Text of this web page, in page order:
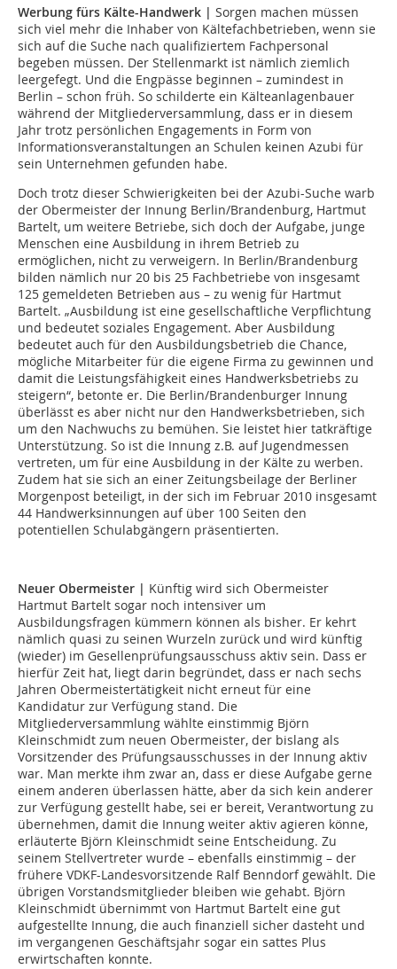
Werbung fürs Kälte-Handwerk | Sorgen machen müssen
sich viel mehr die Inhaber von Kältefachbetrieben, wenn sie
sich auf die Suche nach qualifiziertem Fachpersonal
begeben müssen. Der Stellenmarkt ist nämlich ziemlich
leergefegt. Und die Engpässe beginnen – zumindest in
Berlin – schon früh. So schilderte ein Kälteanlagenbauer
während der Mitgliederversammlung, dass er in diesem
Jahr trotz persönlichen Engagements in Form von
Informationsveranstaltungen an Schulen keinen Azubi für
sein Unternehmen gefunden habe.
Doch trotz dieser Schwierigkeiten bei der Azubi-Suche warb
der Obermeister der Innung Berlin/Brandenburg, Hartmut
Bartelt, um weitere Betriebe, sich doch der Aufgabe, junge
Menschen eine Ausbildung in ihrem Betrieb zu
ermöglichen, nicht zu verweigern. In Berlin/Brandenburg
bilden nämlich nur 20 bis 25 Fachbetriebe von insgesamt
125 gemeldeten Betrieben aus – zu wenig für Hartmut
Bartelt. „Ausbildung ist eine gesellschaftliche Verpflichtung
und bedeutet soziales Engagement. Aber Ausbildung
bedeutet auch für den Ausbildungsbetrieb die Chance,
mögliche Mitarbeiter für die eigene Firma zu gewinnen und
damit die Leistungsfähigkeit eines Handwerksbetriebs zu
steigern“, betonte er. Die Berlin/Brandenburger Innung
überlässt es aber nicht nur den Handwerksbetrieben, sich
um den Nachwuchs zu bemühen. Sie leistet hier tatkräftige
Unterstützung. So ist die Innung z.B. auf Jugendmessen
vertreten, um für eine Ausbildung in der Kälte zu werben.
Zudem hat sie sich an einer Zeitungsbeilage der Berliner
Morgenpost beteiligt, in der sich im Februar 2010 insgesamt
44 Handwerksinnungen auf über 100 Seiten den
potentiellen Schulabgängern präsentierten.
Neuer Obermeister | Künftig wird sich Obermeister
Hartmut Bartelt sogar noch intensiver um
Ausbildungsfragen kümmern können als bisher. Er kehrt
nämlich quasi zu seinen Wurzeln zurück und wird künftig
(wieder) im Gesellenprüfungsausschuss aktiv sein. Dass er
hierfür Zeit hat, liegt darin begründet, dass er nach sechs
Jahren Obermeistertätigkeit nicht erneut für eine
Kandidatur zur Verfügung stand. Die
Mitgliederversammlung wählte einstimmig Björn
Kleinschmidt zum neuen Obermeister, der bislang als
Vorsitzender des Prüfungsausschusses in der Innung aktiv
war. Man merkte ihm zwar an, dass er diese Aufgabe gerne
einem anderen überlassen hätte, aber da sich kein anderer
zur Verfügung gestellt habe, sei er bereit, Verantwortung zu
übernehmen, damit die Innung weiter aktiv agieren könne,
erläuterte Björn Kleinschmidt seine Entscheidung. Zu
seinem Stellvertreter wurde – ebenfalls einstimmig – der
frühere VDKF-Landesvorsitzende Ralf Benndorf gewählt. Die
übrigen Vorstandsmitglieder bleiben wie gehabt. Björn
Kleinschmidt übernimmt von Hartmut Bartelt eine gut
aufgestellte Innung, die auch finanziell sicher dasteht und
im vergangenen Geschäftsjahr sogar ein sattes Plus
erwirtschaften konnte.